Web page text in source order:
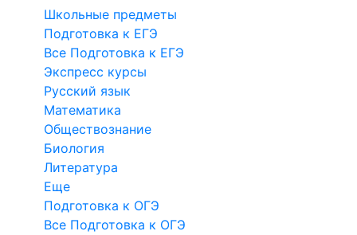
Школьные предметы
Подготовка к ЕГЭ
Все Подготовка к ЕГЭ
Экспресс курсы
Русский язык
Математика
Обществознание
Биология
Литература
Еще
Подготовка к ОГЭ
Все Подготовка к ОГЭ